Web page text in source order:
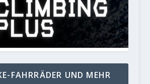
FAHRRÄDER UND MEHR